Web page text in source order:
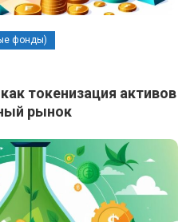
фонды)
токенизация активов
рынок